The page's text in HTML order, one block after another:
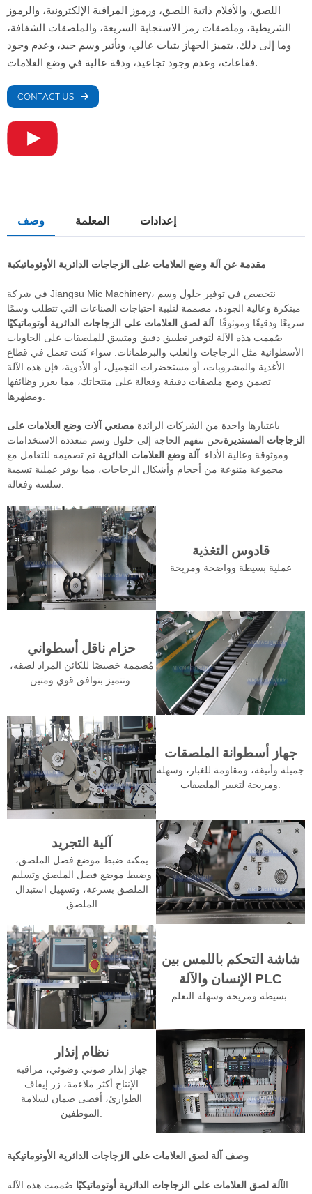
اللصق، والأفلام ذاتية اللصق، ورموز المراقبة الإلكترونية، والرموز
الشريطية، وملصقات رمز الاستجابة السريعة، والملصقات الشفافة،
وما إلى ذلك. يتميز الجهاز بثبات عالي، وتأثير وسم جيد، وعدم وجود
فقاعات، وعدم وجود تجاعيد، ودقة عالية في وضع العلامات.
CONTACT US
وصف المعلمة إعدادات
مقدمة عن آلة وضع العلامات على الزجاجات الدائرية الأوتوماتيكية
في شركة Jiangsu Mic Machinery، نتخصص في توفير حلول وسم
مبتكرة وعالية الجودة، مصممة لتلبية احتياجات الصناعات التي تتطلب وسمًا
سريعًا ودقيقًا وموثوقًا.
آلة لصق العلامات على الزجاجات الدائرية أوتوماتيكيًا
صُممت هذه الآلة لتوفير تطبيق دقيق ومتسق للملصقات على الحاويات
الأسطوانية مثل الزجاجات والعلب والبرطمانات. سواء كنت تعمل في قطاع
الأغذية والمشروبات، أو مستحضرات التجميل، أو الأدوية، فإن هذه الآلة
تضمن وضع ملصقات دقيقة وفعالة على منتجاتك، مما يعزز وظائفها
باعتبارها واحدة من الشركات الرائدة مصنعي آلات وضع العلامات على
الزجاجات المستديرةنحن نتفهم الحاجة إلى حلول وسم متعددة الاستخدامات
وموثوقة وعالية الأداء.
آلة وضع العلامات الدائرية تم تصميمه للتعامل مع
مجموعة متنوعة من أحجام وأشكال الزجاجات، مما يوفر عملية تسمية
قادوس التغذية
عملية بسيطة وواضحة ومريحة
حزام ناقل أسطواني
مُصممة خصيصًا للكائن المراد لصقه،
جهاز أسطوانة الملصقات
جميلة وأنيقة، ومقاومة للغبار، وسهلة
آلية التجريد
يمكنه ضبط موضع فصل الملصق،
وضبط موضع فصل الملصق وتسليم
الملصق بسرعة، وتسهيل استبدال
الملصق
شاشة التحكم باللمس بين
الإنسان والآلة PLC
نظام إنذار
جهاز إنذار صوتي وضوئي، مراقبة
الإنتاج أكثر ملاءمة، زر إيقاف
الطوارئ، أقصى ضمان لسلامة
وصف آلة لصق العلامات على الزجاجات الدائرية الأوتوماتيكية
الآلة لصق العلامات على الزجاجات الدائرية أوتوماتيكيًا صُممت هذه الآلة